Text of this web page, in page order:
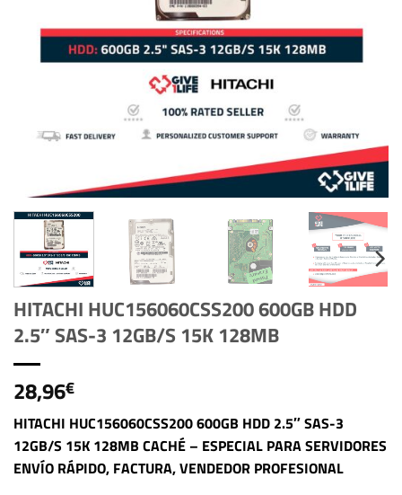
HITACHI HUC156060CSS200 600GB HDD
2.5″ SAS-3 12GB/S 15K 128MB
28,96€
HITACHI HUC156060CSS200 600GB HDD 2.5″ SAS-3
12GB/S 15K 128MB CACHÉ – ESPECIAL PARA SERVIDORES
ENVÍO RÁPIDO, FACTURA, VENDEDOR PROFESIONAL